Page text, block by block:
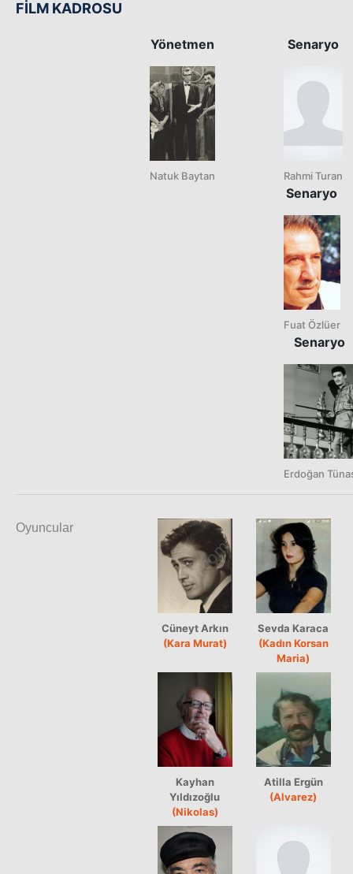
FİLM KADROSU
Yönetmen
Natuk Baytan
Senaryo
Rahmi Turan
Senaryo
Fuat Özlüer
Senaryo
Erdoğan
Oyuncular
Cüneyt Arkın
(Kara Murat)
Sevda Karaca
(Kadın Korsan
Maria)
Kayhan
Yıldızoğlu
(Nikolas)
Atilla Ergün
(Alvarez)